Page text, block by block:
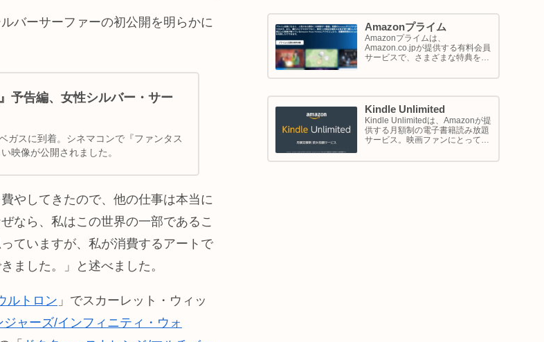
バーサーファーの初公開を明らかに
予告編、女性シルバー・サー
ガスに到着。シネマコンで『ファンタス
映像が公開されました。
やしてきたので、他の仕事は本当に
なら、私はこの世界の一部であるこ
ていますが、私が消費するアートで
ました。」と述べました。
ルトロン 」でスカーレット・ウィッ
ジャーズ/インフィニティ・ウォ
Amazon ポイントの使い方と貯め
方を解説します。
Amazonプライム
Amazonプライムは、
Amazon.co.jpが提供する有料会員
サービスで、さまざまな特典を享
スは、配送の利便性向上からエン
限定割引までをカバーし、日常の
ショッピングや生活をサポートし
ます。
Kindle Unlimited
Kindle Unlimitedは、Amazonが提
供する月額制の電子書籍読み放題
サービス。映画ファンにとって
ビスではありませんが、映画の世